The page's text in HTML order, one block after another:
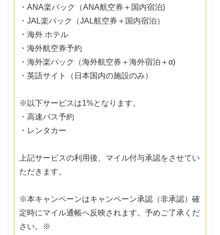
・ANA楽パック（ANA航空券＋国内宿泊)
・JAL楽パック（JAL航空券＋国内宿泊）
・海外 ホテル
・海外航空券予約
・海外楽パック（海外航空券＋海外宿泊＋α)
・英語サイト（日本国内の施設のみ）
※以下サービスは1%となります。
・高速バス予約
・レンタカー
上記サービスの利用後、マイル付与承認をさせてい
ただきます。
※本キャンペーンはキャンペーン承認（非承認）確
定時にマイル通帳へ反映されます。予めご了承くだ
さい。※